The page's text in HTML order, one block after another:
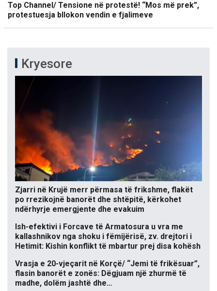
Top Channel/ Tensione në protestë! “Mos më prek”,
protestuesja bllokon vendin e fjalimeve
Kryesore
Zjarri në Krujë merr përmasa të frikshme, flakët
po rrezikojnë banorët dhe shtëpitë, kërkohet
ndërhyrje emergjente dhe evakuim
Ish-efektivi i Forcave të Armatosura u vra me
kallashnikov nga shoku i fëmijërisë, zv. drejtori i
Hetimit: Kishin konflikt të mbartur prej disa kohësh
Vrasja e 20-vjeçarit në Korçë/ “Jemi të frikësuar”,
flasin banorët e zonës: Dëgjuam një zhurmë të
madhe, dolëm jashtë dhe…